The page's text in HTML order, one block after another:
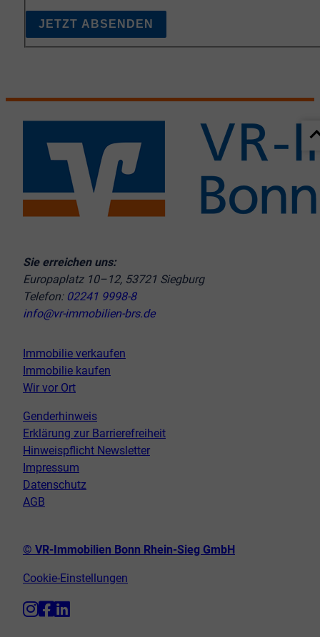
JETZT ABSENDEN
Sie erreichen uns:
Europaplatz 10–12, 53721 Siegburg
Telefon: 02241 9998-8
info@vr-immobilien-brs.de
Immobilie verkaufen
Immobilie kaufen
Wir vor Ort
Genderhinweis
Erklärung zur Barrierefreiheit
Hinweispflicht Newsletter
Impressum
Datenschutz
AGB
© VR-Immobilien Bonn Rhein-Sieg GmbH
Cookie-Einstellungen